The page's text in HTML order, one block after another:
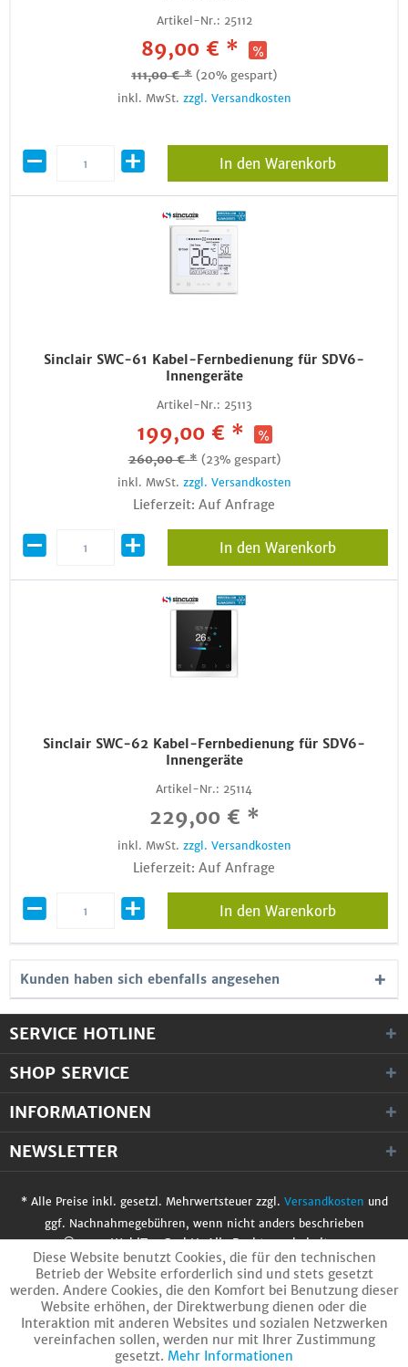
Artikel-Nr.: 25112
89,00 € *
111,00 € * (20% gespart)
inkl. MwSt. zzgl. Versandkosten
In den Warenkorb
Sinclair SWC-61 Kabel-Fernbedienung für SDV6-
Innengeräte
Artikel-Nr.: 25113
199,00 € *
260,00 € * (23% gespart)
inkl. MwSt. zzgl. Versandkosten
Lieferzeit: Auf Anfrage
In den Warenkorb
Sinclair SWC-62 Kabel-Fernbedienung für SDV6-
Innengeräte
Artikel-Nr.: 25114
229,00 € *
inkl. MwSt. zzgl. Versandkosten
Lieferzeit: Auf Anfrage
In den Warenkorb
Kunden haben sich ebenfalls angesehen
SERVICE HOTLINE
SHOP SERVICE
INFORMATIONEN
NEWSLETTER
* Alle Preise inkl. gesetzl. Mehrwertsteuer zzgl. Versandkosten und
ggf. Nachnahmegebühren, wenn nicht anders beschrieben
© 2017 WobiTec GmbH. Alle Rechte vorbehalten.
Diese Website benutzt Cookies, die für den technischen
Betrieb der Website erforderlich sind und stets gesetzt
werden. Andere Cookies, die den Komfort bei Benutzung dieser
Website erhöhen, der Direktwerbung dienen oder die
Interaktion mit anderen Websites und sozialen Netzwerken
vereinfachen sollen, werden nur mit Ihrer Zustimmung
gesetzt. Mehr Informationen